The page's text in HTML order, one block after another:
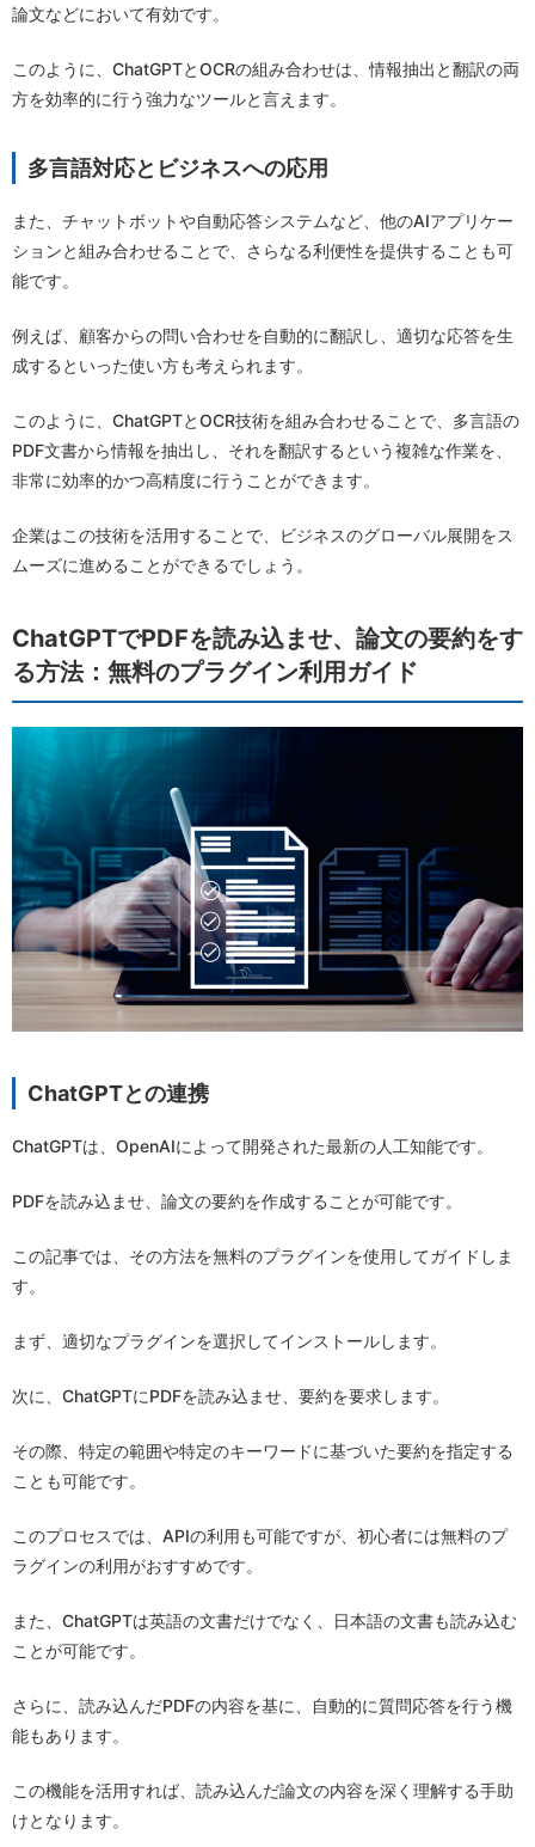
論文などにおいて有効です。
このように、ChatGPTとOCRの組み合わせは、情報抽出と翻訳の両
方を効率的に行う強力なツールと言えます。
多言語対応とビジネスへの応用
また、チャットボットや自動応答システムなど、他のAIアプリケー
ションと組み合わせることで、さらなる利便性を提供することも可
能です。
例えば、顧客からの問い合わせを自動的に翻訳し、適切な応答を生
成するといった使い方も考えられます。
このように、ChatGPTとOCR技術を組み合わせることで、多言語の
PDF文書から情報を抽出し、それを翻訳するという複雑な作業を、
非常に効率的かつ高精度に行うことができます。
企業はこの技術を活用することで、ビジネスのグローバル展開をス
ムーズに進めることができるでしょう。
ChatGPTでPDFを読み込ませ、論文の要約をす
る方法：無料のプラグイン利用ガイド
ChatGPTとの連携
ChatGPTは、OpenAIによって開発された最新の人工知能です。
PDFを読み込ませ、論文の要約を作成することが可能です。
この記事では、その方法を無料のプラグインを使用してガイドしま
す。
まず、適切なプラグインを選択してインストールします。
次に、ChatGPTにPDFを読み込ませ、要約を要求します。
その際、特定の範囲や特定のキーワードに基づいた要約を指定する
ことも可能です。
このプロセスでは、APIの利用も可能ですが、初心者には無料のプ
ラグインの利用がおすすめです。
また、ChatGPTは英語の文書だけでなく、日本語の文書も読み込む
ことが可能です。
さらに、読み込んだPDFの内容を基に、自動的に質問応答を行う機
能もあります。
この機能を活用すれば、読み込んだ論文の内容を深く理解する手助
けとなります。